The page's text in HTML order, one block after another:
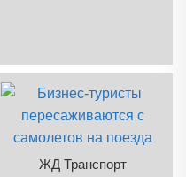
ЖД Транспорт